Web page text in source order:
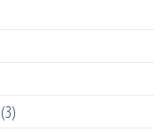
(3)